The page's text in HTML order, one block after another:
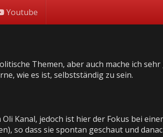
Youtube
Themen, aber auch mache ich
wie es ist, selbstständig zu sein.
Kanal, jedoch ist hier der Fokus bei
so dass sie spontan geschaut und